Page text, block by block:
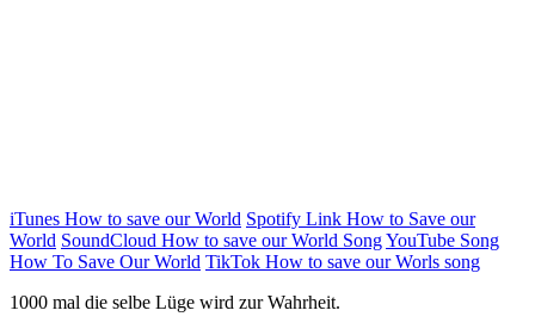
iTunes How to save our World Spotify Link How to Save our
World SoundCloud How to save our World SongYouTube Song
How To Save Our World TikTok How to save our Worls song
1000 mal die selbe Lüge wird zur Wahrheit.